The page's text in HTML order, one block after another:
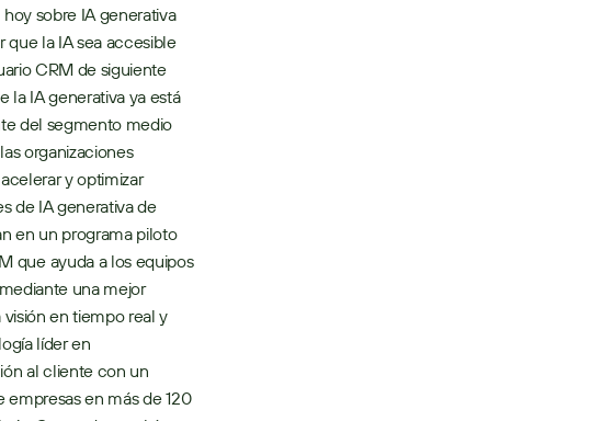
sobre IA generativa
la IA sea accesible
CRM de siguiente
la IA generativa ya está
del segmento medio
organizaciones
y optimizar
de IA generativa de
en un programa piloto
que ayuda a los equipos
una mejor
en tiempo real y
líder en
al cliente con un
empresas en más de 120